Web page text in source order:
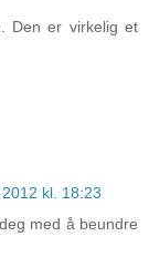
Den er virkelig et
kl. 18:23
med å beundre